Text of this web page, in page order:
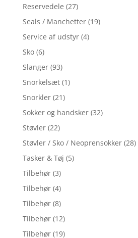
Reservedele (27)
Seals / Manchetter (19)
Service af udstyr (4)
Sko (6)
Slanger (93)
Snorkelsæt (1)
Snorkler (21)
Sokker og handsker (32)
Støvler (22)
Støvler / Sko / Neoprensokker (28)
Tasker & Tøj (5)
Tilbehør (3)
Tilbehør (4)
Tilbehør (8)
Tilbehør (12)
Tilbehør (19)